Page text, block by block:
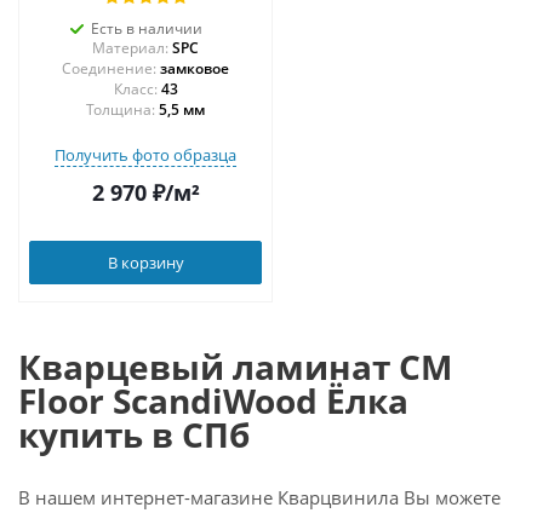
Есть в наличии
Материал: SPC
Соединение: замковое
43
Толщина: 5,5 мм
Получить фото образца
2 970₽/м²
В корзину
Кварцевый ламинат CM
Floor ScandiWood Ёлка
купить в СПб
В нашем интернет-магазине Кварцвинила Вы можете